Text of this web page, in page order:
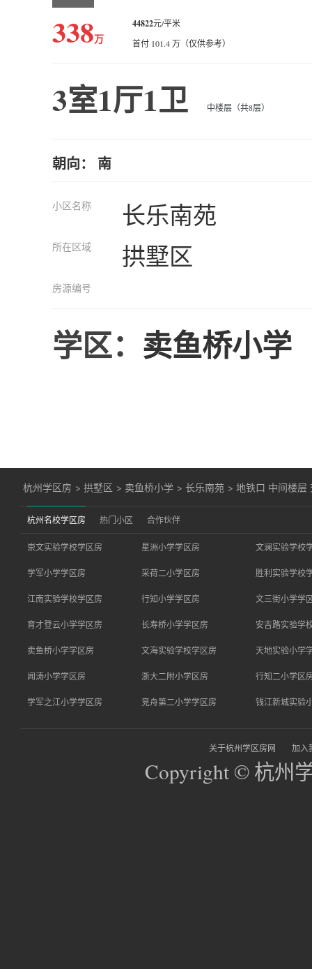
338万
44822元/平米
首付 101.4 万（仅供参考）
3室1厅1卫 中楼层（共8层）
朝向： 南
小区名称 长乐南苑
所在区域 拱墅区
房源编号
学区： 卖鱼桥小学
杭州学区房 >拱墅区 > 卖鱼桥小学 >长乐南苑 >地铁口 中间楼层
杭州名校学区房 热门小区 合作伙伴
崇文实验学校学区房 星洲小学学区房 文澜实验学校
学军小学学区房 采荷二小学区房 胜利实验学校
江南实验学校学区房 行知小学学区房 文三街小学学
育才登云小学学区房 长寿桥小学学区房 安吉路实验学
卖鱼桥小学学区房 文海实验学校学区房 天地实验小学
闻涛小学学区房 浙大二附小学区房 行知二小学区
学军之江小学学区房 竞舟第二小学学区房 钱江新城实验
关于杭州学区房网 加入
Copyright © 杭州